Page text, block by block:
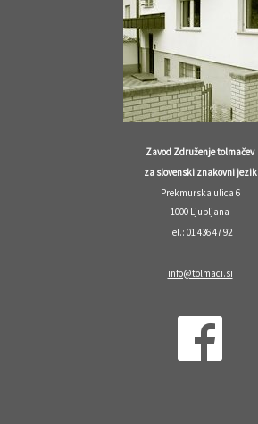
Zavod Združenje tolmačev
za slovenski znakovni jezik
Prekmurska ulica 6
1000 Ljubljana
Tel.: 01 436 47 92
info@tolmaci.si